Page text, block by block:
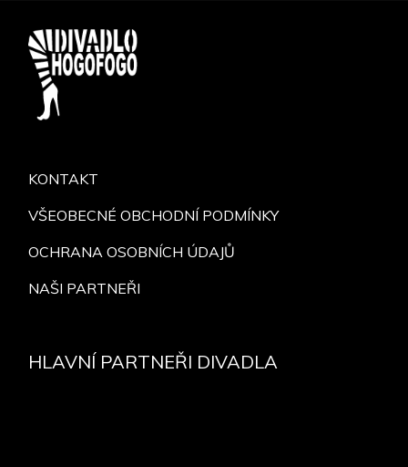
KONTAKT
VŠEOBECNÉ OBCHODNÍ PODMÍNKY
OCHRANA OSOBNÍCH ÚDAJŮ
NAŠI PARTNEŘI
HLAVNÍ PARTNEŘI DIVADLA